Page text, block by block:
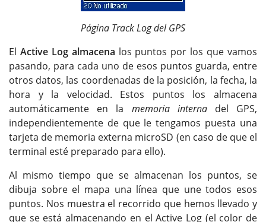
Página Track Log del GPS
El Active Log almacena los puntos por los que vamos
pasando, para cada uno de esos puntos guarda, entre
otros datos, las coordenadas de la posición, la fecha, la
hora y la velocidad. Estos puntos los almacena
automáticamente en la memoria internadel GPS,
independientemente de que le tengamos puesta una
tarjeta de memoria externa microSD (en caso de que el
terminal esté preparado para ello).
Al mismo tiempo que se almacenan los puntos, se
dibuja sobre el mapa una línea que une todos esos
puntos. Nos muestra el recorrido que hemos llevado y
que se está almacenando en el Active Log (el color de